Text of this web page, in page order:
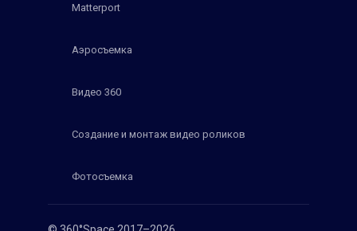
Matterport
Аэросъемка
Видео 360
Создание и монтаж видео роликов
Фотосъемка